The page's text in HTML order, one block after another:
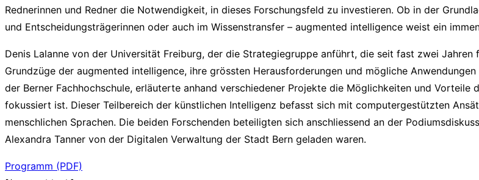
Rednerinnen und Redner die Notwendigkeit, in dieses Forschungsfeld zu investieren. Ob in der
und Entscheidungsträgerinnen oder auch im Wissenstransfer – augmented intelligence weist ein
Denis Lalanne von der Universität Freiburg, der die Strategiegruppe anführt, die seit fast zwei
Grundzüge der augmented intelligence, ihre grössten Herausforderungen und mögliche
der Berner Fachhochschule, erläuterte anhand verschiedener Projekte die Möglichkeiten und Vorteile
fokussiert ist. Dieser Teilbereich der künstlichen Intelligenz befasst sich mit computergestützten
menschlichen Sprachen. Die beiden Forschenden beteiligten sich anschliessend an der
Alexandra Tanner von der Digitalen Verwaltung der Stadt Bern geladen waren.
Programm (PDF)